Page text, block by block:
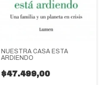
NUESTRA CASA ESTA
ARDIENDO
$47.499,00